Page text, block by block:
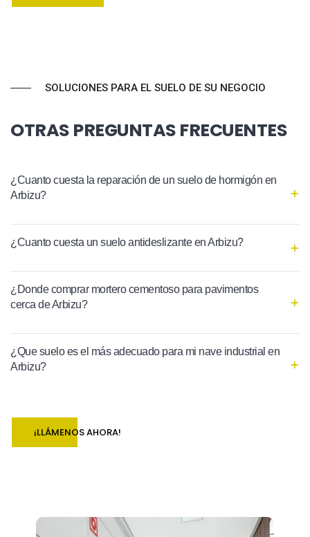
SOLUCIONES PARA EL SUELO DE SU NEGOCIO
OTRAS PREGUNTAS FRECUENTES
¿Cuanto cuesta la reparación de un suelo de hormigón en
Arbizu?
¿Cuanto cuesta un suelo antideslizante en Arbizu?
¿Donde comprar mortero cementoso para pavimentos
cerca de Arbizu?
¿Que suelo es el más adecuado para mi nave industrial en
Arbizu?
¡LLÁMENOS AHORA!